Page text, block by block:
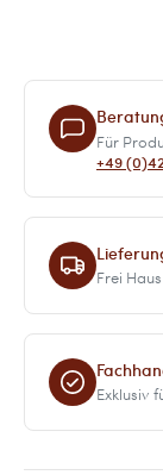
Für
+49
Frei
Exklusiv